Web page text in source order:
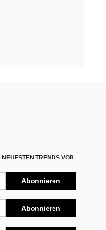
TRENDS VOR
Abonnieren
Abonnieren